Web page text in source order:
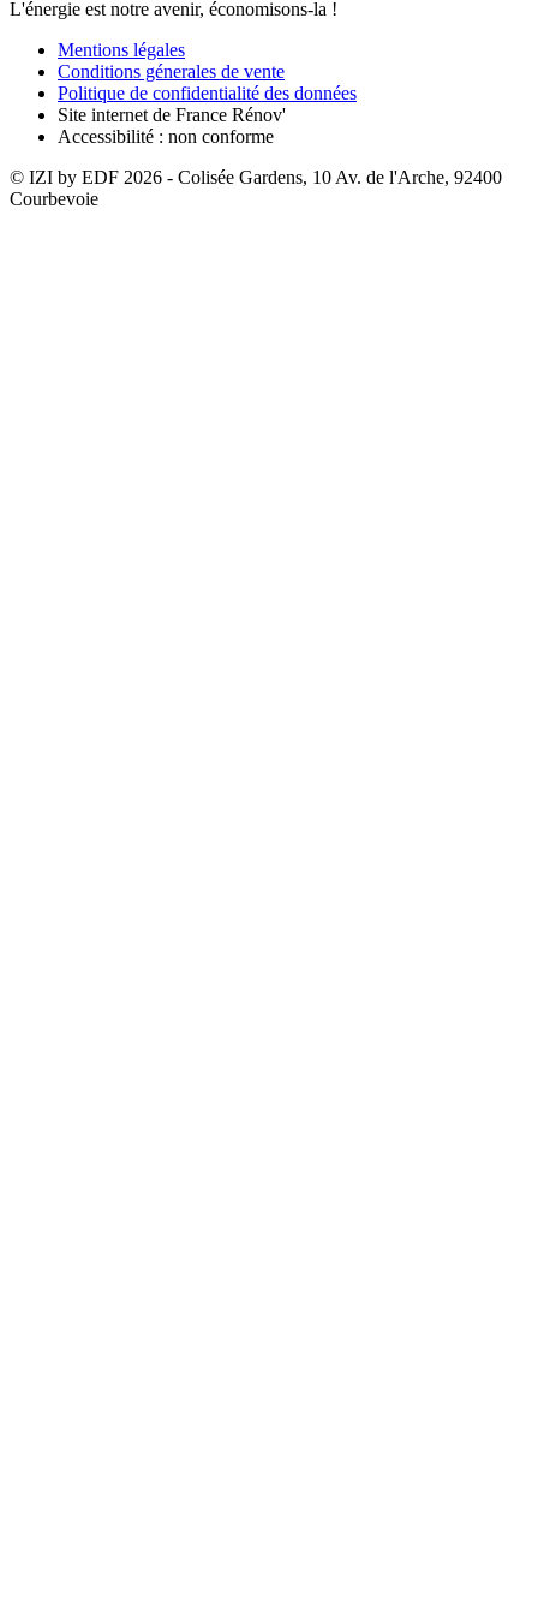
L'énergie est notre avenir, économisons-la !
Mentions légales
Conditions génerales de vente
Politique de confidentialité des données
Site internet de France Rénov'
Accessibilité : non conforme
© IZI by EDF 2026 - Colisée Gardens, 10 Av. de l'Arche, 92400
Courbevoie